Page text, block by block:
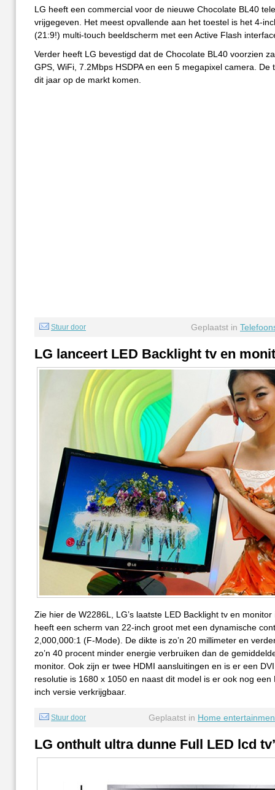
LG heeft een commercial voor de nieuwe Chocolate BL40
vrijgegeven. Het meest opvallende aan het toestel is het 4-
(21:9!) multi-touch beeldscherm met een Active Flash
Verder heeft LG bevestigd dat de Chocolate BL40 voorzien
GPS, WiFi, 7.2Mbps HSDPA en een 5 megapixel camera. De
dit jaar op de markt komen.
Stuur door Geplaatst in
LG lanceert LED Backlight tv en
Zie hier de W2286L, LG’s laatste LED Backlight tv en monitor
heeft een scherm van 22-inch groot met een dynamische
2,000,000:1 (F-Mode). De dikte is zo’n 20 millimeter en
zo’n 40 procent minder energie verbruiken dan de
monitor. Ook zijn er twee HDMI aansluitingen en is er een
resolutie is 1680 x 1050 en naast dit model is er ook nog een
inch versie verkrijgbaar.
Stuur door Geplaatst in Home
LG onthult ultra dunne Full LED lcd